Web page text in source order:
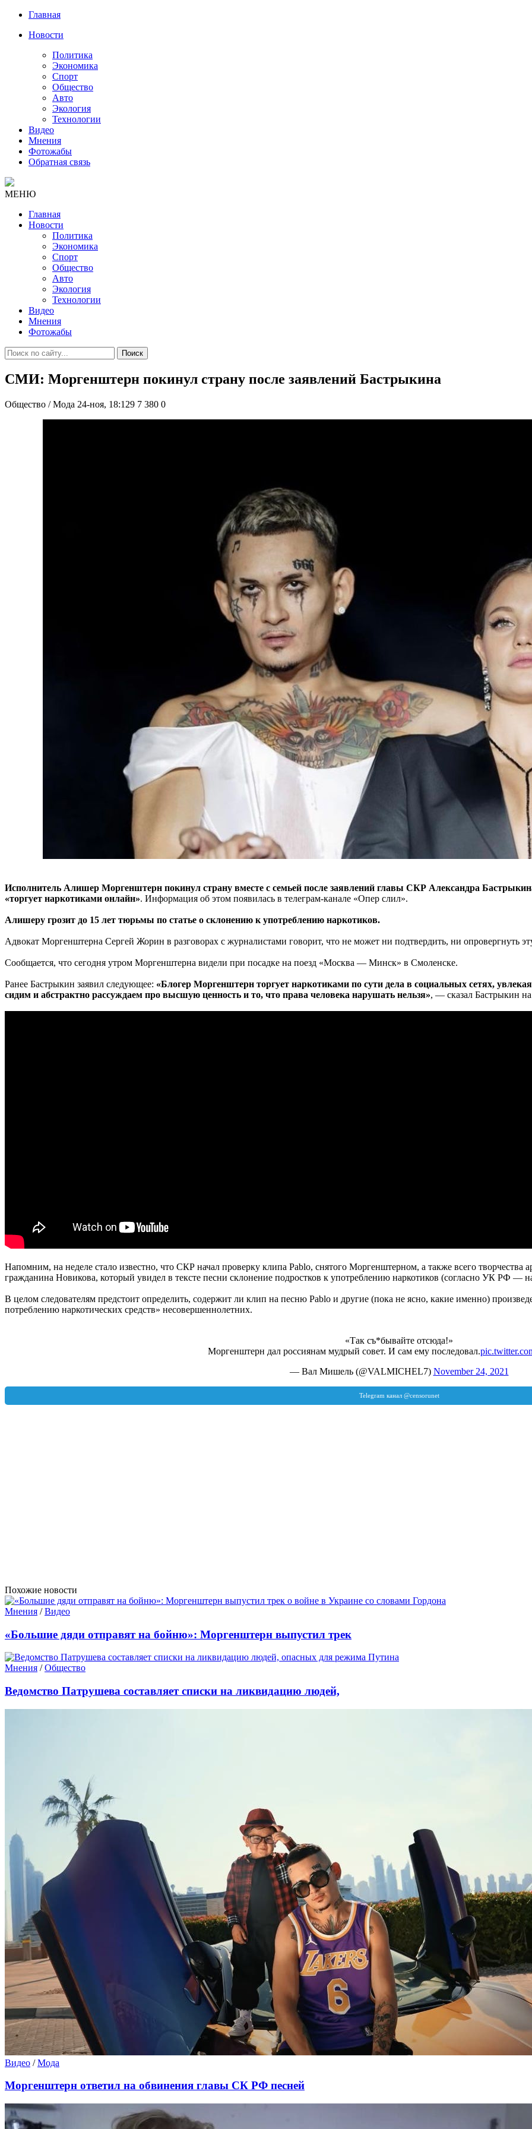
Главная
Новости
Политика
Экономика
Спорт
Общество
Авто
Экология
Технологии
Видео
Мнения
Фотожабы
Обратная связь
МЕНЮ
Главная
Новости
Политика
Экономика
Спорт
Общество
Авто
Экология
Технологии
Видео
Мнения
Фотожабы
Поиск
СМИ: Моргенштерн покинул страну после заявлений Бастрыкина
Общество / Мода 24-ноя, 18:129 7 380 0
Исполнитель Алишер Моргенштерн покинул страну вместе с семьей после заявлений главы СКР Александра
«торгует наркотиками онлайн». Информация об этом появилась в телеграм-канале «Опер слил».
Алишеру грозит до 15 лет тюрьмы по статье о склонению к употреблению наркотиков.
Адвокат Моргенштерна Сергей Жорин в разговорах с журналистами говорит, что не может ни подтвердить, ни опровергнуть
Сообщается, что сегодня утром Моргенштерна видели при посадке на поезд «Москва — Минск» в Смоленске.
Ранее Бастрыкин заявил следующее: «Блогер Моргенштерн торгует наркотиками по сути дела в социальных сетях,
сидим и абстрактно рассуждаем про высшую ценность и то, что права человека нарушать нельзя», — сказал Бастрыкин
Напомним, на неделе стало известно, что СКР начал проверку клипа Pablo, снятого Моргенштерном, а также всего
гражданина Новикова, который увидел в тексте песни склонение подростков к употреблению наркотиков (согласно УК РФ —
В целом следователям предстоит определить, содержит ли клип на песню Pablo и другие (пока не ясно, какие именно)
потреблению наркотических средств» несовершеннолетних.
«Так съ*бывайте отсюда!»
Моргенштерн дал россиянам мудрый совет. И сам ему последовал.
— Вал Мишель (@VALMICHEL7) November 24, 2021
Похожие новости
Мнения /Видео
«Большие дяди отправят на бойню»: Моргенштерн выпустил трек
Мнения /Общество
Ведомство Патрушева составляет списки на ликвидацию людей,
Видео /Мода
Моргенштерн ответил на обвинения главы СК РФ песней